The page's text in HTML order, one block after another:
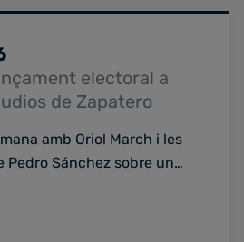
electoral a
de Zapatero
amb Oriol March i les
Pedro Sánchez sobre un
repassem els candidats